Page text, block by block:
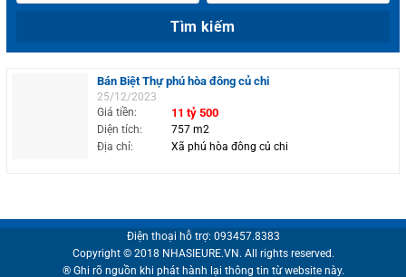
Bán Biệt Thự phú hòa đông củ chi
25/12/2023
Giá tiền:
11 tỷ 500
Diện tích:
757 m2
Địa chỉ:
Xã phú hòa đông củ chi
Điện thoại hỗ trợ: 093457.8383
Copyright © 2018 NHASIEURE.VN. All rights reserved.
® Ghi rõ nguồn khi phát hành lại thông tin từ website này.